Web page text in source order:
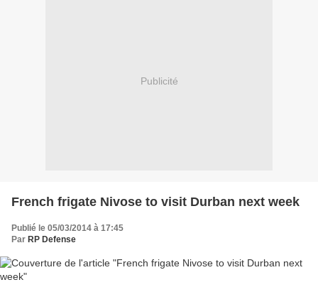
Publicité
French frigate Nivose to visit Durban next week
Publié le 05/03/2014 à 17:45
Par RP Defense